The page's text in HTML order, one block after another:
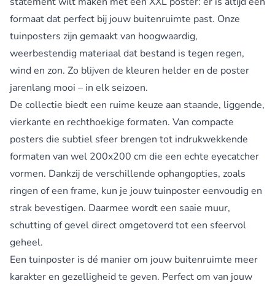
formaat dat perfect bij jouw buitenruimte past. Onze
tuinposters zijn gemaakt van hoogwaardig,
weerbestendig materiaal dat bestand is tegen regen,
wind en zon. Zo blijven de kleuren helder en de poster
jarenlang mooi – in elk seizoen.
De collectie biedt een ruime keuze aan staande, liggende,
vierkante en rechthoekige formaten. Van compacte
posters die subtiel sfeer brengen tot indrukwekkende
formaten van wel 200x200 cm die een echte eyecatcher
vormen. Dankzij de verschillende ophangopties, zoals
ringen of een frame, kun je jouw tuinposter eenvoudig en
strak bevestigen. Daarmee wordt een saaie muur,
schutting of gevel direct omgetoverd tot een sfeervol
geheel.
Een tuinposter is dé manier om jouw buitenruimte meer
karakter en gezelligheid te geven. Perfect om van jouw